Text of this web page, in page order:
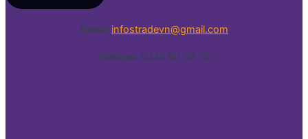
Email: infostradevn@gmail.com
Hotline: 0338 50 39 79